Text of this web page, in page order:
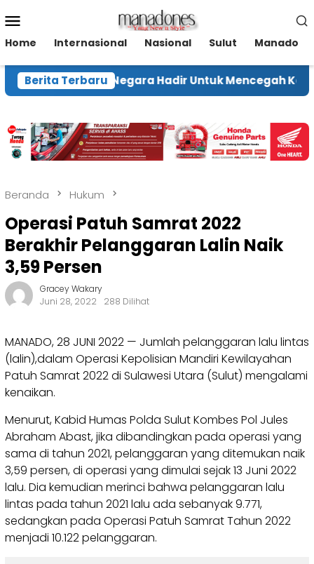
ke
kontenMobile
Home Internasional Nasional Sulut Manado
Berita Terbaru
Pastikan Negara Hadir Untuk Mencegah Karhutla
Beranda Hukum
Operasi Patuh Samrat 2022
Berakhir Pelanggaran Lalin Naik
3,59 Persen
Gracey Wakary
Juni 28, 2022
288 Dilihat
MANADO, 28 JUNI 2022 — Jumlah pelanggaran lalu lintas
(lalin),dalam Operasi Kepolisian Mandiri Kewilayahan
Patuh Samrat 2022 di Sulawesi Utara (Sulut) mengalami
kenaikan.
Menurut, Kabid Humas Polda Sulut Kombes Pol Jules
Abraham Abast, jika dibandingkan pada operasi yang
sama di tahun 2021, pelanggaran yang ditemukan naik
3,59 persen, di operasi yang dimulai sejak 13 Juni 2022
lalu. Dia kemudian merinci bahwa pelanggaran lalu
lintas pada tahun 2021 lalu ada sebanyak 9.771,
sedangkan pada Operasi Patuh Samrat Tahun 2022
menjadi 10.122 pelanggaran.